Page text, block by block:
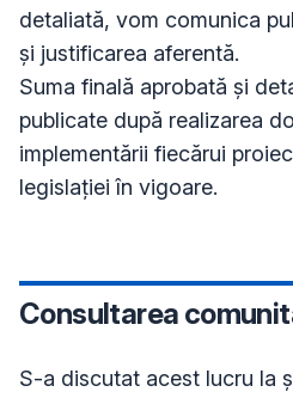
detaliată, vom comunica
și justificarea aferentă.
Suma finală aprobată și
publicate după realizarea
implementării fiecărui
legislației în vigoare.
Consultarea
S-a discutat acest lucru la